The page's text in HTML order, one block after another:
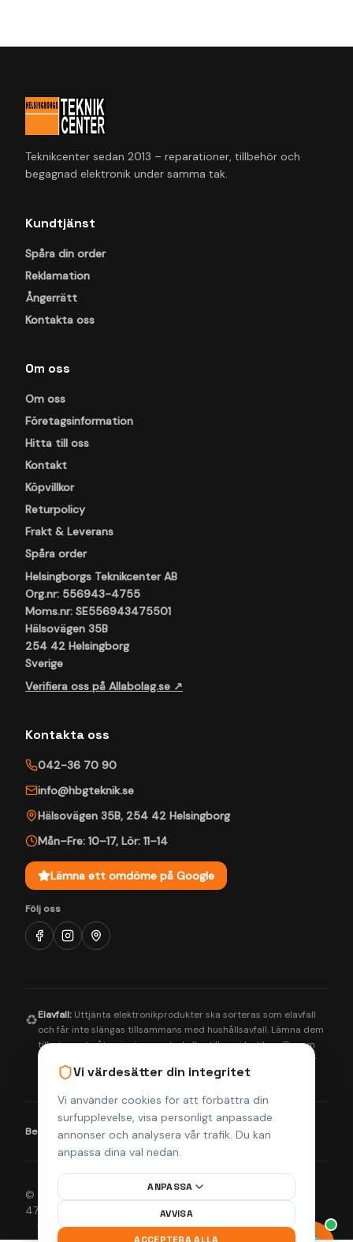
Vi värdesätter din integritet
Vi använder cookies för att förbättra din
surfupplevelse, visa personligt anpassade
annonser och analysera vår trafik. Du kan
anpassa dina val nedan.
ANPASSA
AVVISA
Teknikcenter sedan 2013 – reparationer, tillbehör och
begagnad elektronik under samma tak.
Kundtjänst
Spåra din order
Reklamation
Ångerrätt
Kontakta oss
Om oss
Om oss
Företagsinformation
Hitta till oss
Kontakt
Köpvillkor
Returpolicy
Frakt & Leverans
Spåra order
Helsingborgs Teknikcenter AB
Org.nr: 556943-4755
Moms.nr: SE556943475501
Hälsovägen 35B
254 42 Helsingborg
Sverige
Verifiera oss på Allabolag.se ↗
Kontakta oss
042-36 70 90
info@hbgteknik.se
Hälsovägen 35B, 254 42 Helsingborg
Mån–Fre: 10–17, Lör: 11–14
Lämna ett omdöme på Google
Följ oss
♻️Elavfall: Uttjänta elektronikprodukter ska sorteras som elavfall
och får inte slängas tillsammans med hushållsavfall. Lämna dem
till närmaste återvinningscentral eller till oss i butiken. Genom
korrekt hantering bidrar du till en bättre miljö och säkerställer
att farliga ämnen tas om hand på rätt sätt.
Betalningsmetoder: Visa Mastercard Klarna
© 2026 Helsingborgs Teknikcenter AB (Org.nr 556943-
4755). Alla rättigheter förbehållna.
IntegritetspolicyKöpvillkorReturpolicyFrakt & Leverans